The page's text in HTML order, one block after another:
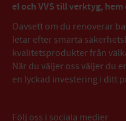
el och VVS till verktyg,
Oavsett om du renoverar
letar efter smarta
kvalitetsprodukter från
När du väljer oss väljer du
en lyckad investering i ditt
Följ oss i sociala medier